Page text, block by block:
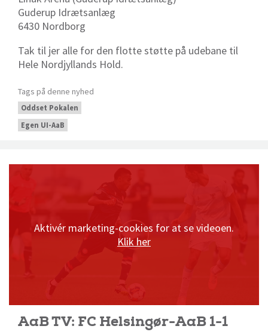
Guderup Idrætsanlæg
6430 Nordborg
Tak til jer alle for den flotte støtte på udebane til
Hele Nordjyllands Hold.
Tags på denne nyhed
Oddset Pokalen
Egen UI-AaB
Aktivér marketing-cookies for at se videoen.
Klik her
AaB TV: FC Helsingør-AaB 1-1